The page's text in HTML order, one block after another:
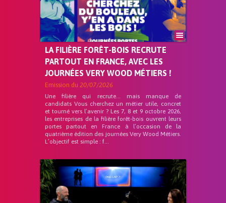
LA FILIÈRE FORÊT-BOIS RECRUTE
PARTOUT EN FRANCE, AVEC LES
JOURNÉES VERY WOOD MÉTIERS !
Emission du 20/07/2026
Une filière qui recrute… mais manque de
candidats Vous cherchez un métier utile, concret
et tourné vers l’avenir ? Les 7, 8 et 9 octobre 2026,
les entreprises de la filière forêt-bois ouvrent leurs
portes partout en France à l’occasion de la
quatrième édition des journées Very Wood Métiers.
L’objectif est simple : f...